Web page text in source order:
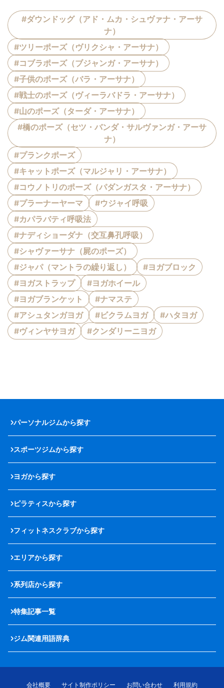
#ダウンドッグ（アド・ムカ・シュヴァナ・アーサ
ナ）
#ツリーポーズ（ヴリクシャ・アーサナ）
#コブラポーズ（ブジャンガ・アーサナ）
#子供のポーズ（バラ・アーサナ）
#戦士のポーズ（ヴィーラバドラ・アーサナ）
#山のポーズ（ターダ・アーサナ）
#橋のポーズ（セツ・バンダ・サルヴァンガ・アーサ
ナ）
#プランクポーズ
#キャットポーズ（マルジャリ・アーサナ）
#コウノトリのポーズ（パダンガスタ・アーサナ）
#プラーナーヤーマ
#ウジャイ呼吸
#カパラバティ呼吸法
#ナディショーダナ（交互鼻孔呼吸）
#シャヴァーサナ（屍のポーズ）
#ジャパ（マントラの繰り返し）
#ヨガブロック
#ヨガストラップ
#ヨガホイール
#ヨガブランケット
#ナマステ
#アシュタンガヨガ
#ビクラムヨガ
#ハタヨガ
#ヴィンヤサヨガ
#クンダリーニヨガ
パーソナルジムから探す
スポーツジムから探す
ヨガから探す
ピラティスから探す
フィットネスクラブから探す
エリアから探す
系列店から探す
特集記事一覧
ジム関連用語辞典
会社概要 サイト制作ポリシー お問い合わせ
利用規約